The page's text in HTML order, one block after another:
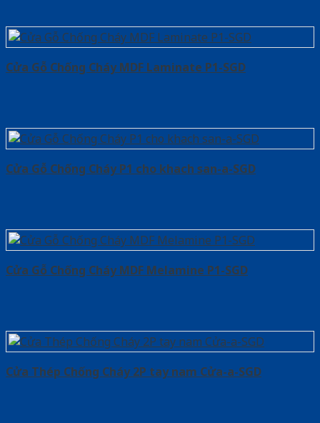
Cửa Gỗ Chống Cháy MDF Laminate P1-SGD
Cửa Gỗ Chống Cháy P1 cho khach san-a-SGD
Cửa Gỗ Chống Cháy MDF Melamine P1-SGD
Cửa Thép Chống Cháy 2P tay nam Cửa-a-SGD